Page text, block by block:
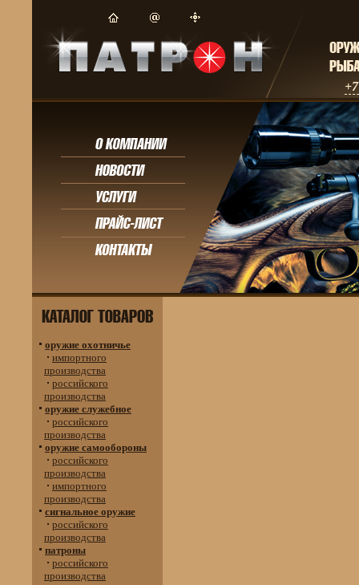
оружие охотничье
импортного
производства
российского
производства
оружие служебное
российского
производства
оружие самообороны
российского
производства
импортного
производства
сигнальное оружие
российского
производства
патроны
российского
производства